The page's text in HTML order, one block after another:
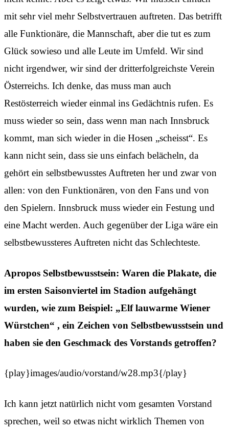
mit sehr viel mehr Selbstvertrauen auftreten. Das betrifft
alle Funktionäre, die Mannschaft, aber die tut es zum
Glück sowieso und alle Leute im Umfeld. Wir sind
nicht irgendwer, wir sind der dritterfolgreichste Verein
Österreichs. Ich denke, das muss man auch
Restösterreich wieder einmal ins Gedächtnis rufen. Es
muss wieder so sein, dass wenn man nach Innsbruck
kommt, man sich wieder in die Hosen „scheisst“. Es
kann nicht sein, dass sie uns einfach belächeln, da
gehört ein selbstbewusstes Auftreten her und zwar von
allen: von den Funktionären, von den Fans und von
den Spielern. Innsbruck muss wieder ein Festung und
eine Macht werden. Auch gegenüber der Liga wäre ein
selbstbewussteres Auftreten nicht das Schlechteste.
Apropos Selbstbewusstsein: Waren die Plakate, die
im ersten Saisonviertel im Stadion aufgehängt
wurden, wie zum Beispiel: „Elf lauwarme Wiener
Würstchen“ , ein Zeichen von Selbstbewusstsein und
haben sie den Geschmack des Vorstands getroffen?
{play}images/audio/vorstand/w28.mp3{/play}
Ich kann jetzt natürlich nicht vom gesamten Vorstand
sprechen, weil so etwas nicht wirklich Themen von